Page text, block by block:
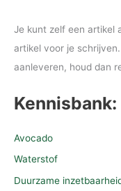
Je kunt zelf een artikel
artikel voor je
aanleveren, houd dan
Kennisbank:
Avocado
Waterstof
Duurzame